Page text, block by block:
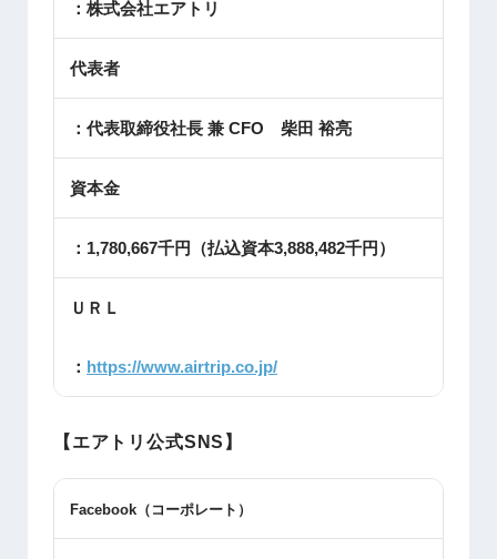
：株式会社エアトリ
代表者
：代表取締役社長 兼 CFO 柴田 裕亮
資本金
：1,780,667千円（払込資本3,888,482千円）
ＵＲＬ
： https://www.airtrip.co.jp/
【エアトリ公式SNS】
Facebook （コーポレート）